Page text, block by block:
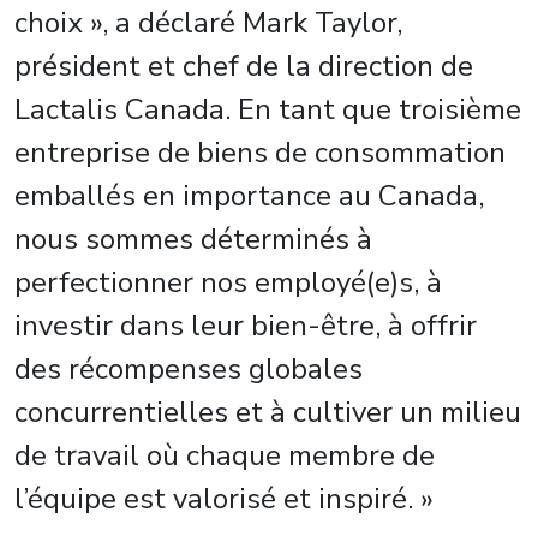
choix », a déclaré Mark Taylor,
président et chef de la direction de
Lactalis Canada. En tant que troisième
entreprise de biens de consommation
emballés en importance au Canada,
nous sommes déterminés à
perfectionner nos employé(e)s, à
investir dans leur bien-être, à offrir
des récompenses globales
concurrentielles et à cultiver un milieu
de travail où chaque membre de
l’équipe est valorisé et inspiré. »